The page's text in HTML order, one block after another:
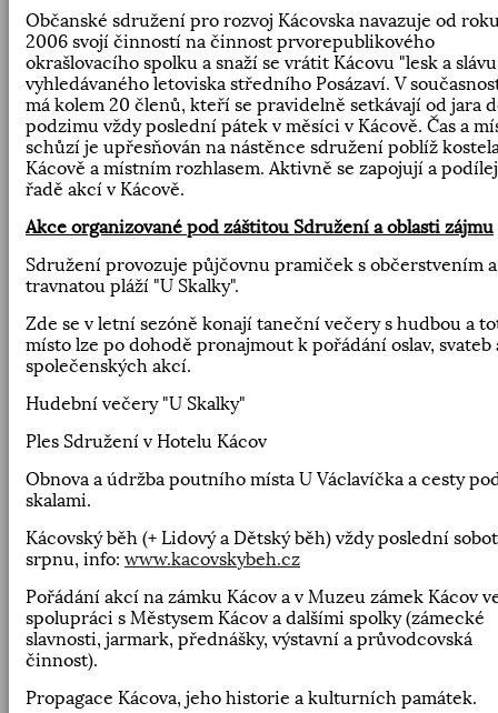
Občanské sdružení pro rozvoj Kácovska navazuje od
2006 svojí činností na činnost prvorepublikového
okrašlovacího spolku a snaží se vrátit Kácovu "lesk a
vyhledávaného letoviska středního Posázaví. V
má kolem 20 členů, kteří se pravidelně setkávají od jara
podzimu vždy poslední pátek v měsíci v Kácově. Čas a
schůzí je upřesňován na nástěnce sdružení poblíž
Kácově a místním rozhlasem. Aktivně se zapojují a
řadě akcí v Kácově.
Akce organizované pod záštitou Sdružení a oblasti zájmu
Sdružení provozuje půjčovnu pramiček s občerstvením a
travnatou pláží "U Skalky".
Zde se v letní sezóně konají taneční večery s hudbou a
místo lze po dohodě pronajmout k pořádání oslav, svateb
společenských akcí.
Hudební večery "U Skalky"
Ples Sdružení v Hotelu Kácov
Obnova a údržba poutního místa U Václavíčka a cesty
skalami.
Kácovský běh (+ Lidový a Dětský běh) vždy poslední
srpnu, info: www.kacovskybeh.cz
Pořádání akcí na zámku Kácov a v Muzeu zámek Kácov
spolupráci s Městysem Kácov a dalšími spolky (zámecké
slavnosti, jarmark, přednášky, výstavní a průvodcovská
činnost).
Propagace Kácova, jeho historie a kulturních památek.